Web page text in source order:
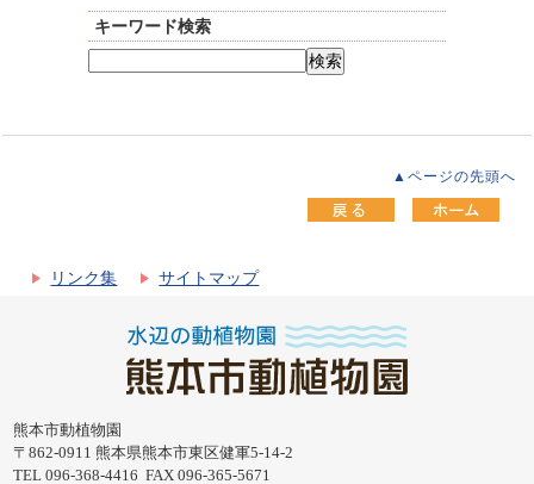
キーワード検索
▲ページの先頭へ
リンク集 サイトマップ
熊本市動植物園
〒862-0911 熊本県熊本市東区健軍5-14-2
TEL 096-368-4416 FAX 096-365-5671